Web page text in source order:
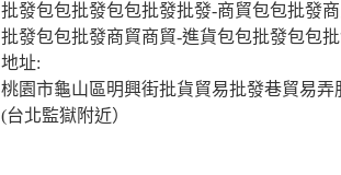
批發包包批發包包批發批發-商貿包包批發
批發包包批發商貿商貿-進貨包包批發包包
地址:
桃園市龜山區明興街批貨貿易批發巷貿易弄
(台北監獄附近）